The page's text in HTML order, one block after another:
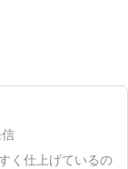
く仕上げているの